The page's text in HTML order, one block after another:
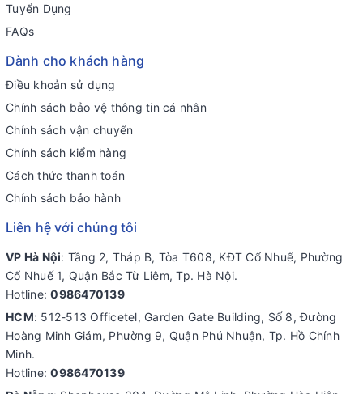
Tuyển Dụng
FAQs
Dành cho khách hàng
Điều khoản sử dụng
Chính sách bảo vệ thông tin cá nhân
Chính sách vận chuyển
Chính sách kiểm hàng
Cách thức thanh toán
Chính sách bảo hành
Liên hệ với chúng tôi
VP Hà Nội: Tầng 2, Tháp B, Tòa T608, KĐT Cổ Nhuế, Phường
Cổ Nhuế 1, Quận Bắc Từ Liêm, Tp. Hà Nội.
Hotline:0986470139
HCM: 512-513 Officetel, Garden Gate Building, Số 8, Đường
Hoàng Minh Giám, Phường 9, Quận Phú Nhuận, Tp. Hồ Chính
Minh.
Hotline:0986470139